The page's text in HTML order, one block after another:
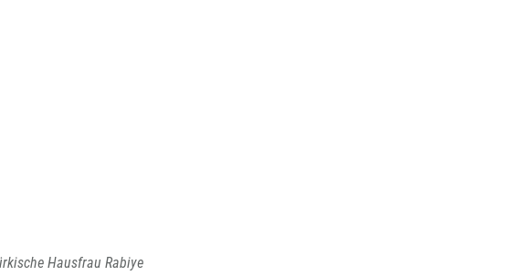
Hausfrau Rabiye